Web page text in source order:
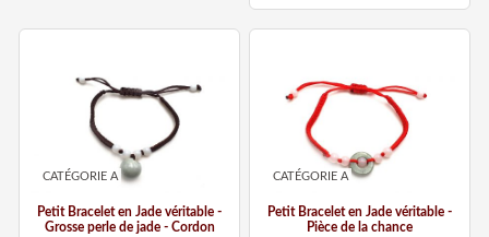
CATÉGORIE A
Petit Bracelet en Jade véritable -
Grosse perle de jade - Cordon
CATÉGORIE A
Petit Bracelet en Jade véritable -
Pièce de la chance